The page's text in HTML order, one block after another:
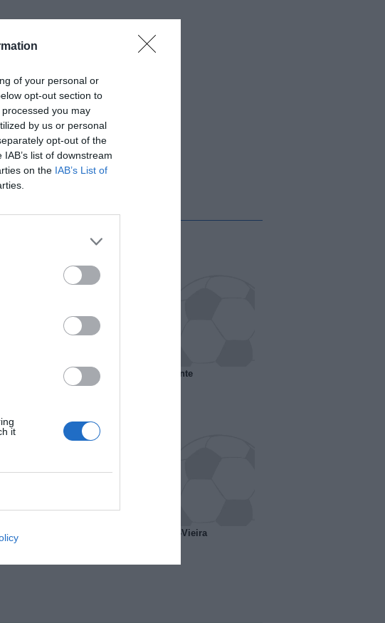
of your personal or
opt-out section to
you may
by us or personal
opt-out of the
list of downstream
on the IAB’s List of
it
Francia, il Marsiglia senza presidente
A gennaio ipotesi scambio Davids-Vieira